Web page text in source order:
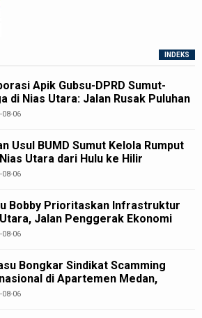
INDEKS
Apik Gubsu-DPRD Sumut-
di Nias Utara: Jalan Rusak Puluhan
Akhirnya Diperbaiki
08-06
Usul BUMD Sumut Kelola Rumput
Utara dari Hulu ke Hilir
08-06
Bobby Prioritaskan Infrastruktur
Jalan Penggerak Ekonomi
08-06
Bongkar Sindikat Scamming
di Apartemen Medan,
Rugi Rp6,7 Miliar
08-06